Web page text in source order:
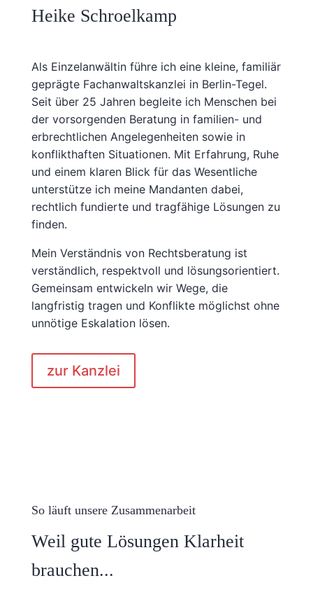
Heike Schroelkamp
Als Einzelanwältin führe ich eine kleine, familiär
geprägte Fachanwaltskanzlei in Berlin-Tegel.
Seit über 25 Jahren begleite ich Menschen bei
der vorsorgenden Beratung in familien- und
erbrechtlichen Angelegenheiten sowie in
konflikthaften Situationen. Mit Erfahrung, Ruhe
und einem klaren Blick für das Wesentliche
unterstütze ich meine Mandanten dabei,
rechtlich fundierte und tragfähige Lösungen zu
finden.
Mein Verständnis von Rechtsberatung ist
verständlich, respektvoll und lösungsorientiert.
Gemeinsam entwickeln wir Wege, die
langfristig tragen und Konflikte möglichst ohne
unnötige Eskalation lösen.
zur Kanzlei
So läuft unsere Zusammenarbeit
Weil gute Lösungen Klarheit
brauchen...